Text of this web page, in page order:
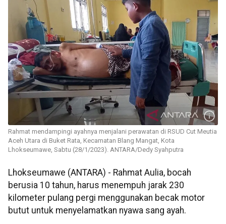
Rahmat mendampingi ayahnya menjalani perawatan di RSUD Cut Meutia
Aceh Utara di Buket Rata, Kecamatan Blang Mangat, Kota
Lhokseumawe, Sabtu (28/1/2023). ANTARA/Dedy Syahputra
Lhokseumawe (ANTARA) - Rahmat Aulia, bocah
berusia 10 tahun, harus menempuh jarak 230
kilometer pulang pergi menggunakan becak motor
butut untuk menyelamatkan nyawa sang ayah.